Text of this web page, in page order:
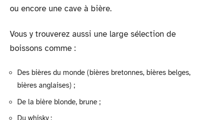
ou encore une cave à bière.
Vous y trouverez aussi une large sélection de
boissons comme :
Des bières du monde (bières bretonnes, bières belges,
bières anglaises) ;
De la bière blonde, brune ;
Du whisky ;